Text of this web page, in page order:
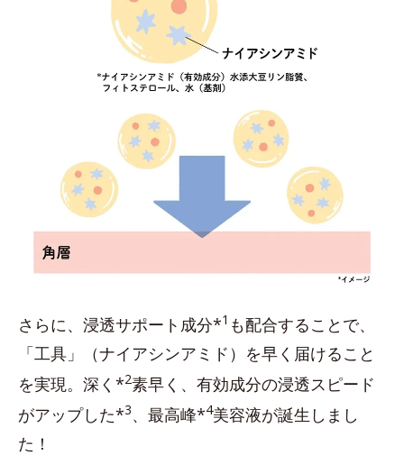
さらに、浸透サポート成分*1 も配合することで、
「工具」（ナイアシンアミド）を早く届けること
を実現。深く*2素早く、有効成分の浸透スピード
がアップした*3、最高峰*4美容液が誕生しまし
た！